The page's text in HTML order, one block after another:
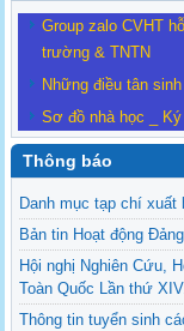
Group zalo CVHT
trường & TNTN
Những điều tân
Sơ đồ nhà học _
Thông báo
Danh mục tạp chí
Bản tin Hoạt động
Hội nghị Nghiên Cứu,
Toàn Quốc Lần thứ
Thông tin tuyển sinh